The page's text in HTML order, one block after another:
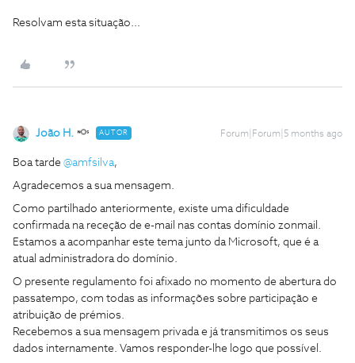
Resolvam esta situação...
João H. AUTOR Forum|Forum|5 months ago
Boa tarde ​ @amfsilva,
Agradecemos a sua mensagem.
Como partilhado anteriormente, existe uma dificuldade
confirmada na receção de e-mail nas contas domínio zonmail.
Estamos a acompanhar este tema junto da Microsoft, que é a
atual administradora do domínio.
O presente regulamento foi afixado no momento de abertura do
passatempo, com todas as informações sobre participação e
atribuição de prémios.
Recebemos a sua mensagem privada e já transmitimos os seus
dados internamente. Vamos responder-lhe logo que possível.